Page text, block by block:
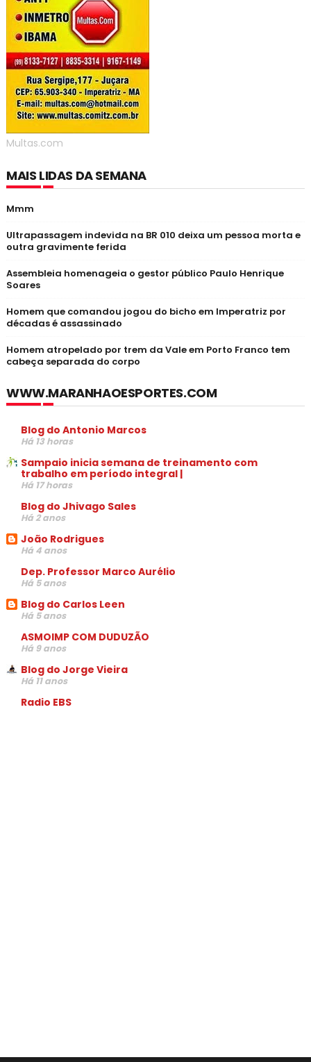
Multas.com
MAIS LIDAS DA SEMANA
Mmm
Ultrapassagem indevida na BR 010 deixa um pessoa morta e
outra gravimente ferida
Assembleia homenageia o gestor público Paulo Henrique
Soares
Homem que comandou jogou do bicho em Imperatriz por
décadas é assassinado
Homem atropelado por trem da Vale em Porto Franco tem
cabeça separada do corpo
WWW.MARANHAOESPORTES.COM
Blog do Antonio Marcos
Há 13 horas
Sampaio inicia semana de treinamento com
trabalho em período integral |
Há 17 horas
Blog do Jhivago Sales
Há 2 anos
João Rodrigues
Há 4 anos
Dep. Professor Marco Aurélio
Há 5 anos
Blog do Carlos Leen
Há 5 anos
ASMOIMP COM DUDUZÃO
Há 9 anos
Blog do Jorge Vieira
Há 11 anos
Radio EBS